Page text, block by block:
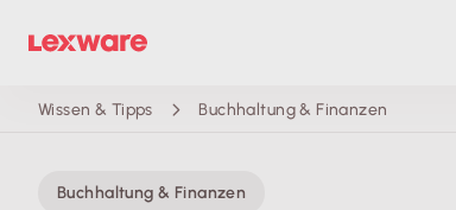
Wissen & Tipps Buchhaltung & Finanzen
Buchhaltung & Finanzen